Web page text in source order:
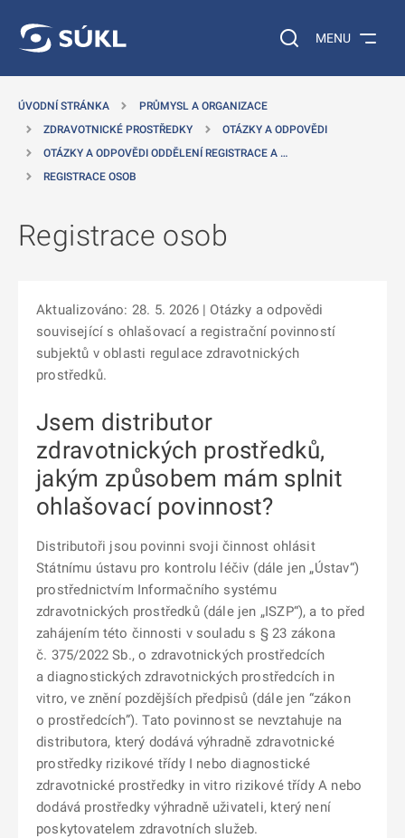
Vyhledávání na
MENU
ÚVODNÍ STRÁNKA
PRŮMYSL A ORGANIZACE
ZDRAVOTNICKÉ PROSTŘEDKY
OTÁZKY A ODPOVĚDI
OTÁZKY A ODPOVĚDI ODDĚLENÍ REGISTRACE A …
REGISTRACE OSOB
Registrace osob
Aktualizováno: 28. 5. 2026 | Otázky a odpovědi
související s ohlašovací a registrační povinností
subjektů v oblasti regulace zdravotnických
prostředků.
Jsem distributor
zdravotnických prostředků,
jakým způsobem mám splnit
ohlašovací povinnost?
Distributoři jsou povinni svoji činnost ohlásit
Státnímu ústavu pro kontrolu léčiv (dále jen „Ústav“)
prostřednictvím Informačního systému
zdravotnických prostředků (dále jen „ISZP“), a to před
zahájením této činnosti v souladu s § 23 zákona
č. 375/2022 Sb., o zdravotnických prostředcích
a diagnostických zdravotnických prostředcích in
vitro, ve znění pozdějších předpisů (dále jen “zákon
o prostředcích”). Tato povinnost se nevztahuje na
distributora, který dodává výhradně zdravotnické
prostředky rizikové třídy I nebo diagnostické
zdravotnické prostředky in vitro rizikové třídy A nebo
dodává prostředky výhradně uživateli, který není
poskytovatelem zdravotních služeb.